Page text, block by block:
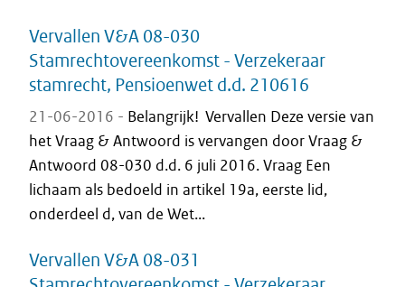
Vervallen V&A 08-030
Stamrechtovereenkomst - Verzekeraar
stamrecht, Pensioenwet d.d. 210616
21-06-2016 - Belangrijk! Vervallen Deze versie van
het Vraag & Antwoord is vervangen door Vraag &
Antwoord 08-030 d.d. 6 juli 2016. Vraag Een
lichaam als bedoeld in artikel 19a, eerste lid,
onderdeel d, van de Wet...
Vervallen V&A 08-031